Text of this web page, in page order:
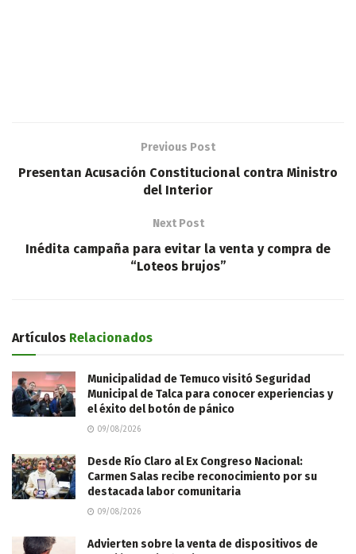
Previous Post
Presentan Acusación Constitucional contra Ministro
del Interior
Next Post
Inédita campaña para evitar la venta y compra de
“Loteos brujos”
Artículos Relacionados
Municipalidad de Temuco visitó Seguridad
Municipal de Talca para conocer experiencias y
el éxito del botón de pánico
09/08/2026
Desde Río Claro al Ex Congreso Nacional:
Carmen Salas recibe reconocimiento por su
destacada labor comunitaria
09/08/2026
Advierten sobre la venta de dispositivos de